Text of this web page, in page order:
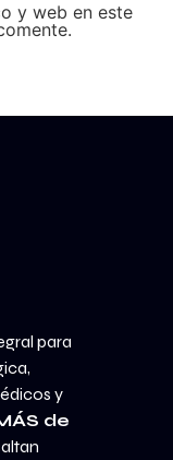
y web en este
para
y
de